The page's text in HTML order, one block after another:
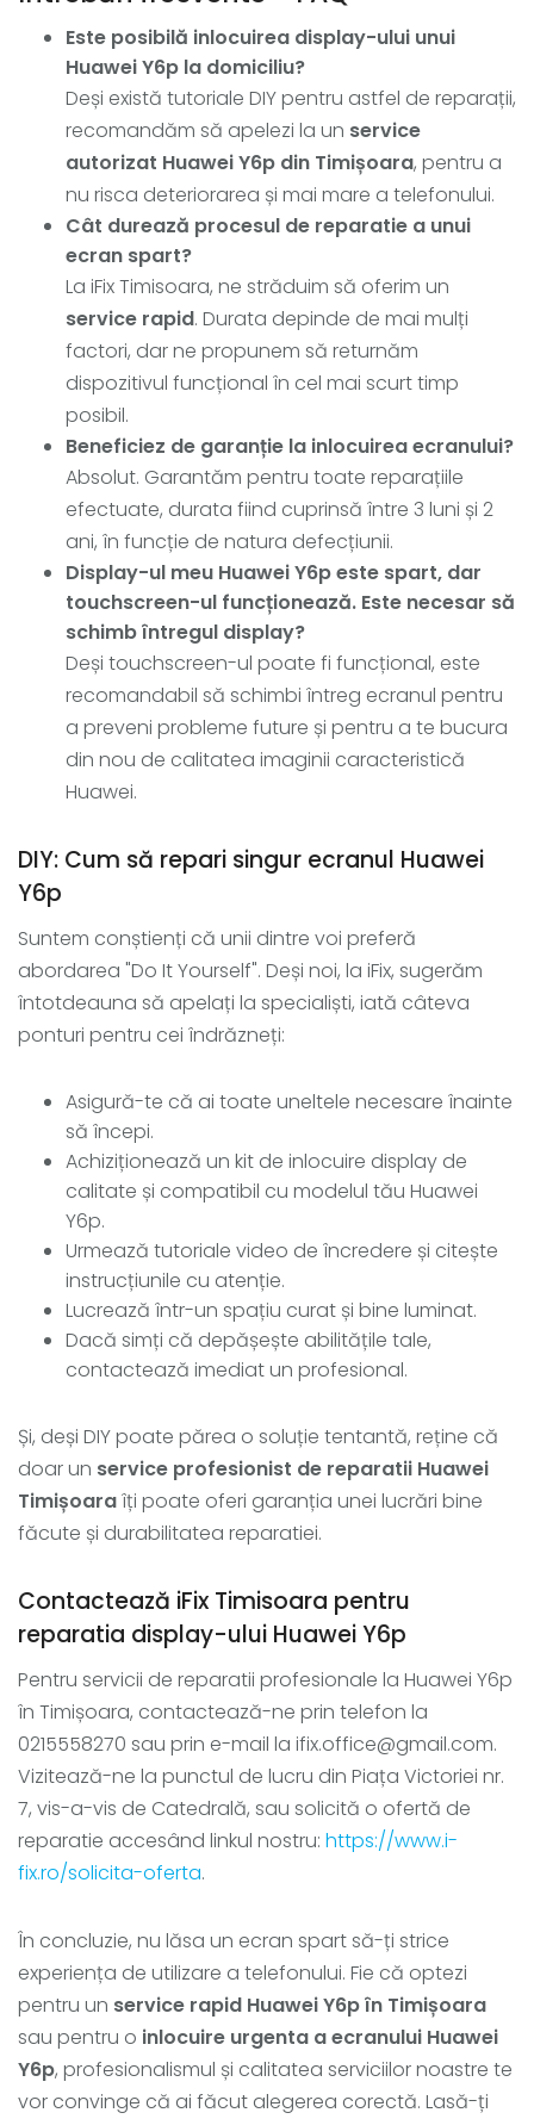
Este posibilă inlocuirea display-ului unui
Huawei Y6p la domiciliu?
Deși există tutoriale DIY pentru astfel de reparații,
recomandăm să apelezi la un service
autorizat Huawei Y6p din Timișoara, pentru a
nu risca deteriorarea și mai mare a telefonului.
Cât durează procesul de reparatie a unui
ecran spart?
La iFix Timisoara, ne străduim să oferim un
service rapid. Durata depinde de mai mulți
factori, dar ne propunem să returnăm
dispozitivul funcțional în cel mai scurt timp
posibil.
Beneficiez de garanție la inlocuirea ecranului?
Absolut. Garantăm pentru toate reparațiile
efectuate, durata fiind cuprinsă între 3 luni și 2
ani, în funcție de natura defecțiunii.
Display-ul meu Huawei Y6p este spart, dar
touchscreen-ul funcționează. Este necesar să
schimb întregul display?
Deși touchscreen-ul poate fi funcțional, este
recomandabil să schimbi întreg ecranul pentru
a preveni probleme future și pentru a te bucura
din nou de calitatea imaginii caracteristică
Huawei.
DIY: Cum să repari singur ecranul Huawei
Y6p
Suntem conștienți că unii dintre voi preferă
abordarea "Do It Yourself". Deși noi, la iFix, sugerăm
întotdeauna să apelați la specialiști, iată câteva
ponturi pentru cei îndrăzneți:
Asigură-te că ai toate uneltele necesare înainte
să începi.
Achiziționează un kit de inlocuire display de
calitate și compatibil cu modelul tău Huawei
Y6p.
Urmează tutoriale video de încredere și citește
instrucțiunile cu atenție.
Lucrează într-un spațiu curat și bine luminat.
Dacă simți că depășește abilitățile tale,
contactează imediat un profesional.
Și, deși DIY poate părea o soluție tentantă, reține că
doar un service profesionist de reparatii Huawei
Timișoaraîți poate oferi garanția unei lucrări bine
făcute și durabilitatea reparatiei.
Contactează iFix Timisoara pentru
reparatia display-ului Huawei Y6p
Pentru servicii de reparatii profesionale la Huawei Y6p
în Timișoara, contactează-ne prin telefon la
0215558270 sau prin e-mail la ifix.office@gmail.com.
Vizitează-ne la punctul de lucru din Piața Victoriei nr.
7, vis-a-vis de Catedrală, sau solicită o ofertă de
reparatie accesând linkul nostru: https://www.i-
fix.ro/solicita-oferta.
În concluzie, nu lăsa un ecran spart să-ți strice
experiența de utilizare a telefonului. Fie că optezi
pentru un service rapid Huawei Y6p în Timișoara
sau pentru o inlocuire urgenta a ecranului Huawei
Y6p, profesionalismul și calitatea serviciilor noastre te
vor convinge că ai făcut alegerea corectă. Lasă-ți